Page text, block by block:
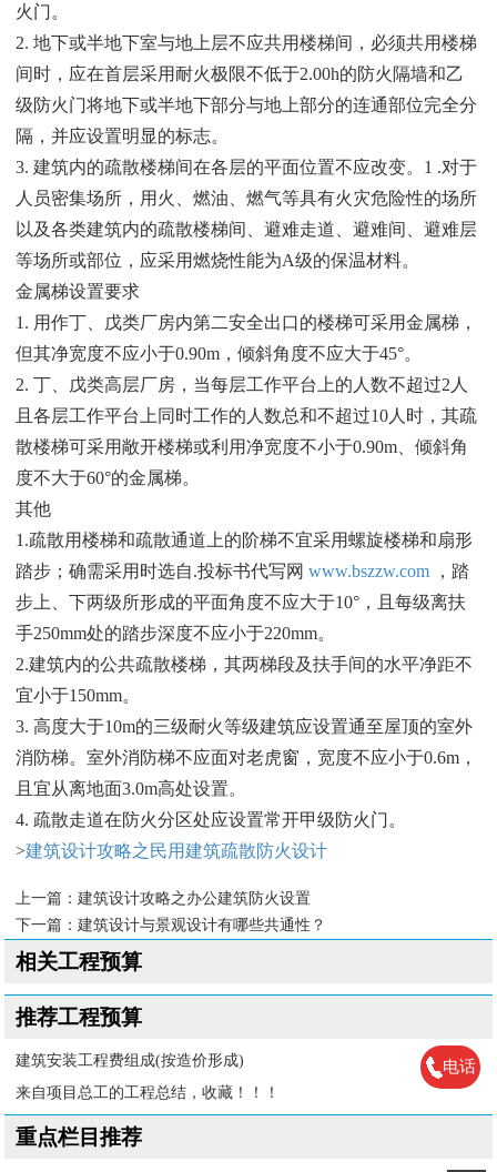
火门。
2. 地下或半地下室与地上层不应共用楼梯间，必须共用楼梯
间时，应在首层采用耐火极限不低于2.00h的防火隔墙和乙
级防火门将地下或半地下部分与地上部分的连通部位完全分
隔，并应设置明显的标志。
3. 建筑内的疏散楼梯间在各层的平面位置不应改变。1 .对于
人员密集场所，用火、燃油、燃气等具有火灾危险性的场所
以及各类建筑内的疏散楼梯间、避难走道、避难间、避难层
等场所或部位，应采用燃烧性能为A级的保温材料。
金属梯设置要求
1. 用作丁、戊类厂房内第二安全出口的楼梯可采用金属梯，
但其净宽度不应小于0.90m，倾斜角度不应大于45°。
2. 丁、戊类高层厂房，当每层工作平台上的人数不超过2人
且各层工作平台上同时工作的人数总和不超过10人时，其疏
散楼梯可采用敞开楼梯或利用净宽度不小于0.90m、倾斜角
度不大于60°的金属梯。
其他
1.疏散用楼梯和疏散通道上的阶梯不宜采用螺旋楼梯和扇形
踏步；确需采用时选自.投标书代写网www.bszzw.com ，踏
步上、下两级所形成的平面角度不应大于10°，且每级离扶
手250mm处的踏步深度不应小于220mm。
2.建筑内的公共疏散楼梯，其两梯段及扶手间的水平净距不
宜小于150mm。
3. 高度大于10m的三级耐火等级建筑应设置通至屋顶的室外
消防梯。室外消防梯不应面对老虎窗，宽度不应小于0.6m，
且宜从离地面3.0m高处设置。
4. 疏散走道在防火分区处应设置常开甲级防火门。
>建筑设计攻略之民用建筑疏散防火设计
上一篇：建筑设计攻略之办公建筑防火设置
下一篇：建筑设计与景观设计有哪些共通性？
相关工程预算
推荐工程预算
建筑安装工程费组成(按造价形成)
来自项目总工的工程总结，收藏！！！
重点栏目推荐
电话